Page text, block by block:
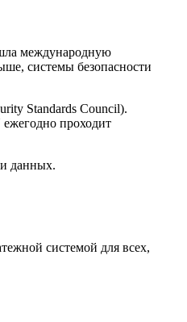
международную
системы безопасности
Standards Council).
проходит
данных.
системой для всех,